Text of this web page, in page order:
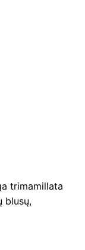
trimamillata
blusų,